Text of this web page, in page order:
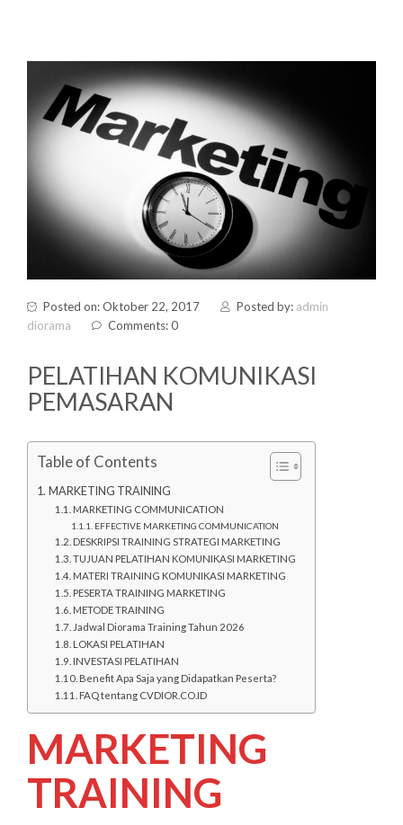
Posted on: Oktober 22, 2017 Posted by: admin
diorama
Comments: 0
PELATIHAN KOMUNIKASI
PEMASARAN
Table of Contents
MARKETING TRAINING
MARKETING COMMUNICATION
EFFECTIVE MARKETING COMMUNICATION
DESKRIPSI TRAINING STRATEGI MARKETING
TUJUAN PELATIHAN KOMUNIKASI MARKETING
MATERI TRAINING KOMUNIKASI MARKETING
PESERTA TRAINING MARKETING
METODE TRAINING
Jadwal Diorama Training Tahun 2026
LOKASI PELATIHAN
INVESTASI PELATIHAN
Benefit Apa Saja yang Didapatkan Peserta?
FAQ tentang CVDIOR.CO.ID
MARKETING
TRAINING